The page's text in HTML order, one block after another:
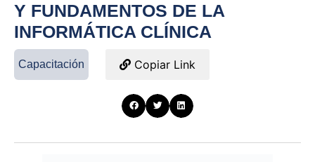
Y FUNDAMENTOS DE LA
INFORMÁTICA CLÍNICA
Capacitación Copiar Link